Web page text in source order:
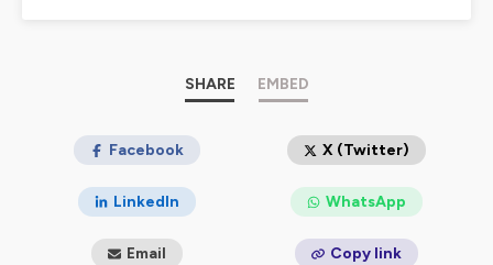
Hébergé par Ausha. Visitez
ausha.co/politique-de-
SHARE EMBED
Facebook X (Twitter)
LinkedIn WhatsApp
Email Copy link